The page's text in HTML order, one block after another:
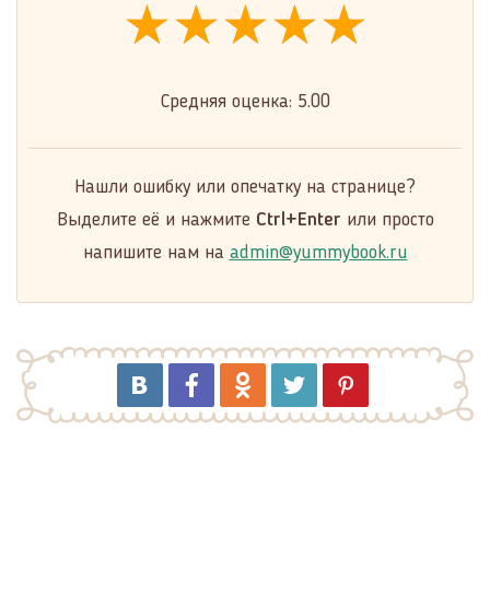
★★★★★
★★★★★
★★★★★
Средняя оценка: 5.00
Нашли ошибку или опечатку на странице?
Выделите её и нажмите Ctrl+Enter или просто
напишите нам на admin@yummybook.ru